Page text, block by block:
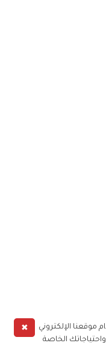
✖
الإلكتروني
الخاصة